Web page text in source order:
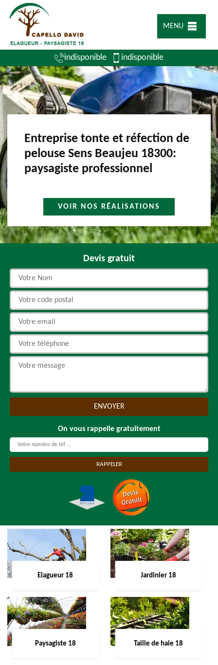
MENU
indisponible indisponible
Entreprise tonte et réfection de
pelouse Sens Beaujeu 18300:
paysagiste professionnel
VOIR NOS RÉALISATIONS
Devis gratuit
On vous rappelle gratuitement
Elagueur 18 Jardinier 18
Paysagiste 18 Taille de haie 18